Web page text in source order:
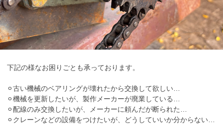
下記の様なお困りごとも承っております。
⚪︎古い機械のベアリングが壊れたから交換して欲しい…
⚪︎機械を更新したいが、製作メーカーが廃業している…
⚪︎配線のみ交換したいが、メーカーに頼んだが断られた…
⚪︎クレーンなどの設備をつけたいが、どうしていいか分からない…